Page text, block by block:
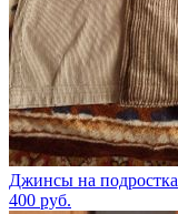
Джинсы на подростка
400 руб.